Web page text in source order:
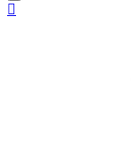
Hauptmenü